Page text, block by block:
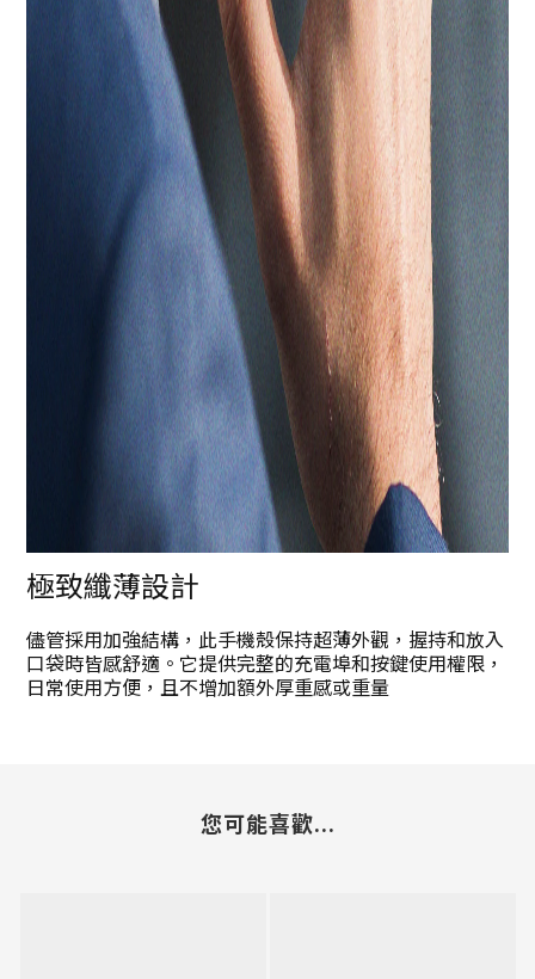
極致纖薄設計
儘管採用加強結構，此手機殼保持超薄外觀，握持和放入
口袋時皆感舒適。它提供完整的充電埠和按鍵使用權限，
日常使用方便，且不增加額外厚重感或重量
您可能喜歡...